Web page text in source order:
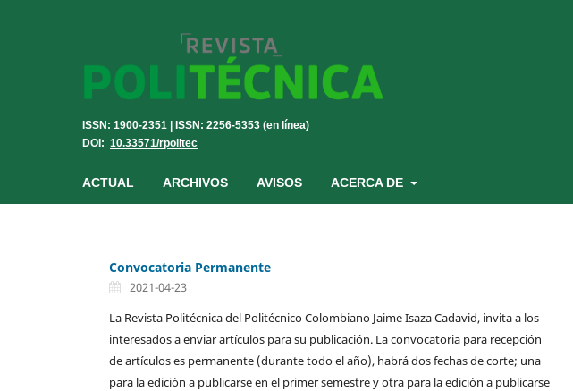
ISSN: 1900-2351 | ISSN: 2256-5353 (en línea)
DOI: 10.33571/rpolitec
ACTUAL ARCHIVOS AVISOS ACERCA DE
Convocatoria Permanente
2021-04-23
La Revista Politécnica del Politécnico Colombiano Jaime Isaza Cadavid, invita a los
interesados a enviar artículos para su publicación. La convocatoria para recepción
de artículos es permanente (durante todo el año), habrá dos fechas de corte; una
para la edición a publicarse en el primer semestre y otra para la edición a publicarse